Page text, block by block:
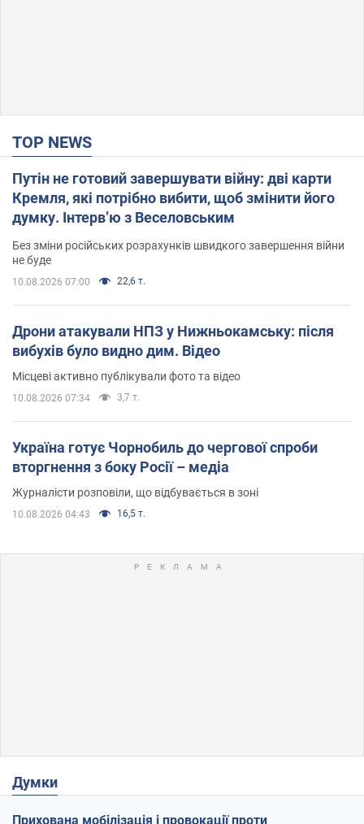
TOP NEWS
Путін не готовий завершувати війну: дві карти
Кремля, які потрібно вибити, щоб змінити його
думку. Інтерв’ю з Веселовським
Без зміни російських розрахунків швидкого завершення війни
не буде
10.08.2026 07:00 22,6 т.
Дрони атакували НПЗ у Нижньокамську: після
вибухів було видно дим. Відео
Місцеві активно публікували фото та відео
10.08.2026 07:34 3,7 т.
Україна готує Чорнобиль до чергової спроби
вторгнення з боку Росії – медіа
Журналісти розповіли, що відбувається в зоні
10.08.2026 04:43 16,5 т.
Думки
Прихована мобілізація і провокації проти